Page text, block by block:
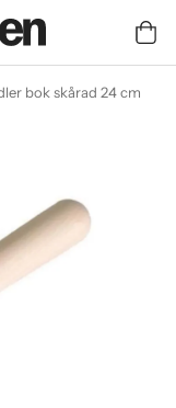
bok skårad 24 cm